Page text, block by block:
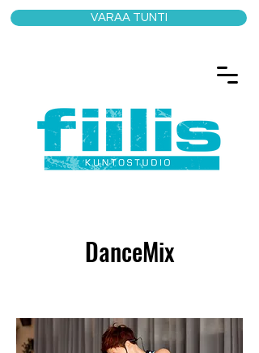
VARAA TUNTI
DanceMix